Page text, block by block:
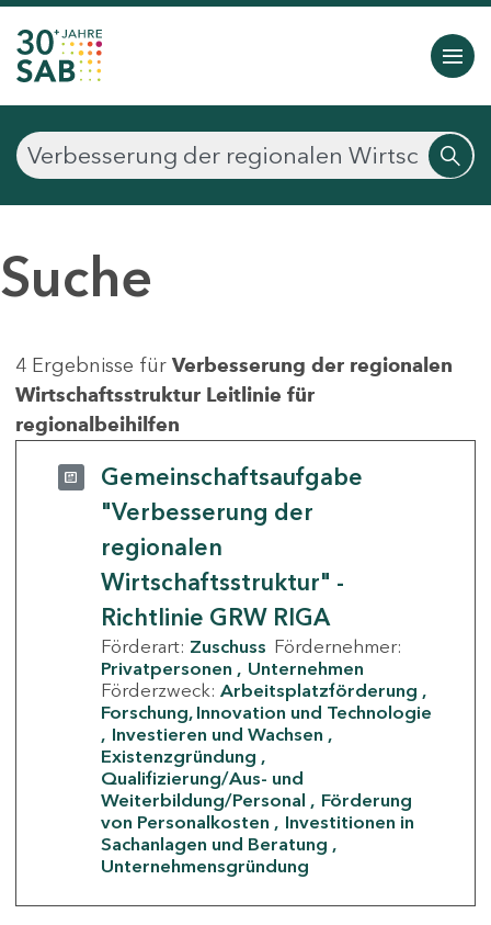
Suche
4 Ergebnisse für Verbesserung der regionalen
Wirtschaftsstruktur Leitlinie für
regionalbeihilfen
Gemeinschaftsaufgabe
"Verbesserung der
regionalen
Wirtschaftsstruktur" -
Richtlinie GRW RIGA
Förderart: Zuschuss Fördernehmer:
Privatpersonen
Unternehmen
Förderzweck: Arbeitsplatzförderung
Forschung, Innovation und Technologie
Investieren und Wachsen
Existenzgründung
Qualifizierung/Aus- und
Weiterbildung/Personal
Förderung
von Personalkosten
Investitionen in
Sachanlagen und Beratung
Unternehmensgründung